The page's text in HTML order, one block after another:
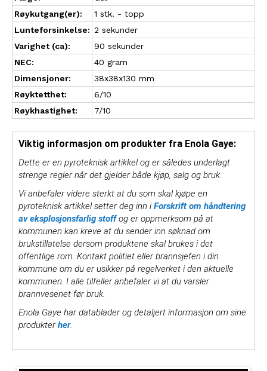
Røykutgang(er):
1 stk. - topp
Lunteforsinkelse: 2 sekunder
Varighet (ca):
90 sekunder
NEC:
40 gram
Dimensjoner:
38x38x130 mm
Røyktetthet:
6/10
Røykhastighet:
7/10
Viktig informasjon om produkter fra Enola Gaye:
Dette er en pyroteknisk artikkel og er således underlagt
strenge regler når det gjelder både kjøp, salg og bruk.
Vi anbefaler videre sterkt at du som skal kjøpe en
pyroteknisk artikkel setter deg inn iForskrift om håndtering
av eksplosjonsfarlig stoffog er oppmerksom på at
kommunen kan kreve at du sender inn søknad om
brukstillatelse dersom produktene skal brukes i det
offentlige rom. Kontakt politiet eller brannsjefen i din
kommune om du er usikker på regelverket i den aktuelle
kommunen. I alle tilfeller anbefaler vi at du varsler
brannvesenet før bruk.
Enola Gaye har datablader og detaljert informasjon om sine
produkterher.